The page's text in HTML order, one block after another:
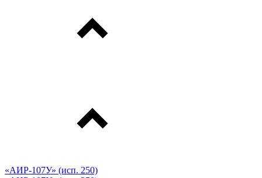
«АИР-107У» (исп. 250)